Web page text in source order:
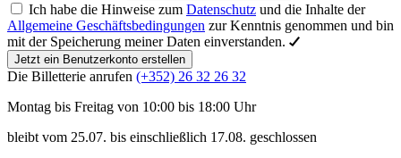
Ich habe die Hinweise zum Datenschutz und die Inhalte der
Allgemeine Geschäftsbedingungen zur Kenntnis genommen und bin
mit der Speicherung meiner Daten einverstanden.
Jetzt ein Benutzerkonto erstellen
Die Billetterie anrufen (+352) 26 32 26 32
Montag bis Freitag von 10:00 bis 18:00 Uhr
bleibt vom 25.07. bis einschließlich 17.08. geschlossen